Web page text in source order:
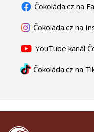
Čokoláda.cz na
Čokoláda.cz na
YouTube kanál
Čokoláda.cz na